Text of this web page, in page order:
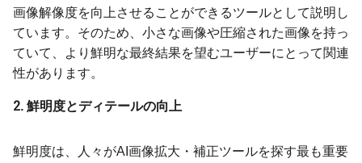
画像解像度を向上させることができるツールとして説明し
ています。そのため、小さな画像や圧縮された画像を持っ
ていて、より鮮明な最終結果を望むユーザーにとって関連
性があります。
2. 鮮明度とディテールの向上
鮮明度は、人々がAI画像拡大・補正ツールを探す最も重要